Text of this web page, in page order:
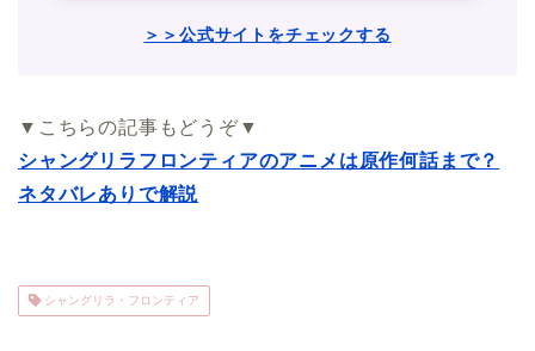
＞＞公式サイトをチェックする
▼こちらの記事もどうぞ▼
シャングリラフロンティアのアニメは原作何話まで？
ネタバレありで解説
シャングリラ・フロンティア